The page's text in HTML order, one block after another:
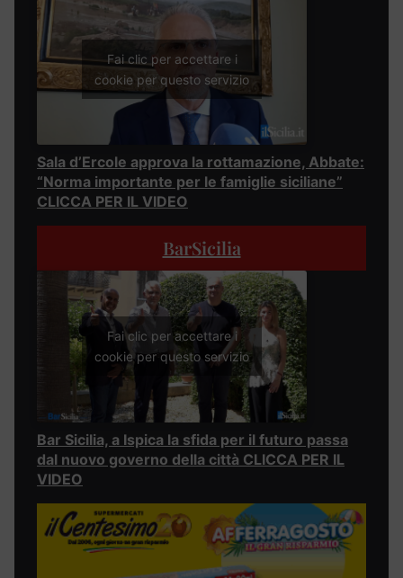
Fai clic per accettare i
cookie per questo servizio
Sala d’Ercole approva la rottamazione, Abbate:
“Norma importante per le famiglie siciliane”
CLICCA PER IL VIDEO
BarSicilia
Fai clic per accettare i
cookie per questo servizio
Bar Sicilia, a Ispica la sfida per il futuro passa
dal nuovo governo della città CLICCA PER IL
VIDEO